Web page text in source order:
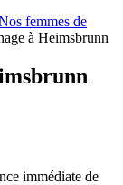
femmes de
à Heimsbrunn
immédiate de